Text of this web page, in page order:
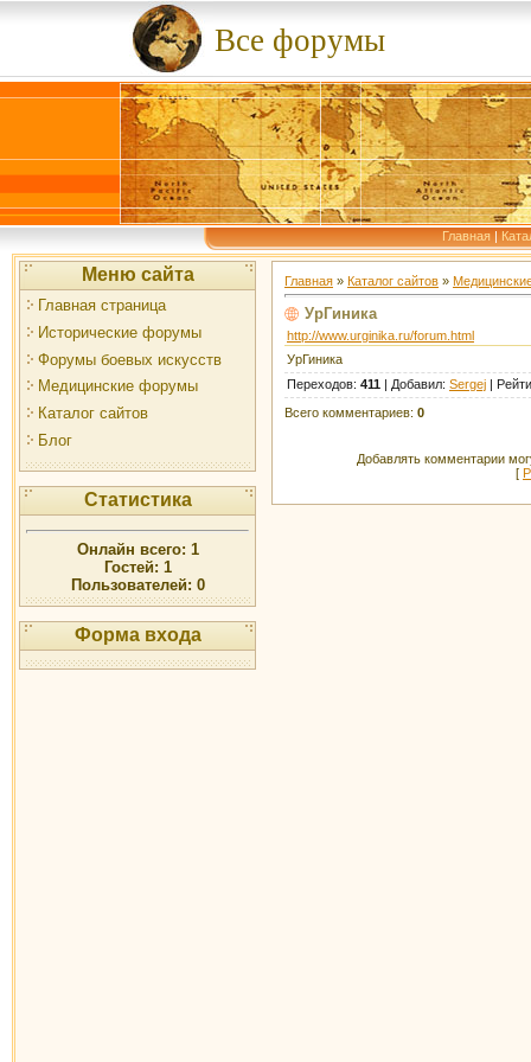
Все форумы
Главная |
Меню сайта
Главная страница
Исторические форумы
Форумы боевых искусств
Медицинские форумы
Каталог сайтов
Блог
Статистика
Онлайн всего: 1
Гостей: 1
Пользователей: 0
Форма входа
Главная » Каталог сайтов »
УрГиника
http://www.urginika.ru/forum.html
УрГиника
Переходов: 411 | Добавил: Sergej |
Всего комментариев: 0
Добавлять комментарии
[